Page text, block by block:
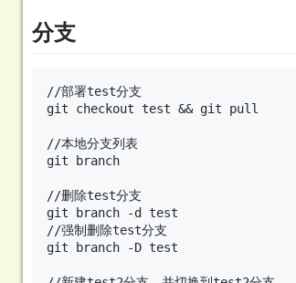
分支
//部署test分支
git checkout test && git pull
//本地分支列表
git branch
//删除test分支
git branch -d test
//强制删除test分支
git branch -D test